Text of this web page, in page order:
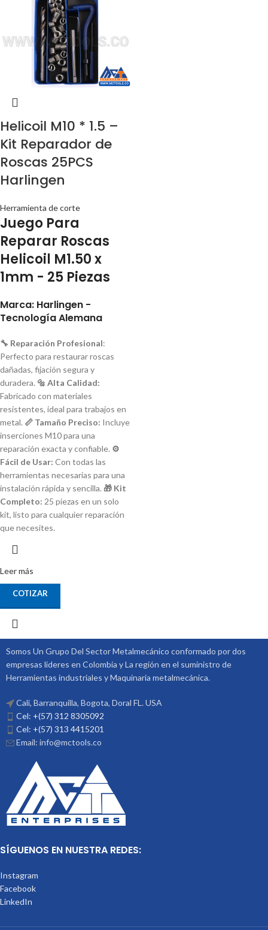
Helicoil M10 * 1.5 –
Kit Reparador de
Roscas 25PCS
Harlingen
Herramienta de corte
Juego Para
Reparar Roscas
Helicoil M1.50 x
1mm - 25 Piezas
Marca: Harlingen -
Tecnología Alemana
🔧 Reparación Profesional:
Perfecto para restaurar roscas
dañadas, fijación segura y
duradera. 🔩 Alta Calidad:
Fabricado con materiales
resistentes, ideal para trabajos en
metal. 📏 Tamaño Preciso: Incluye
inserciones M10 para una
reparación exacta y confiable. ⚙️
Fácil de Usar: Con todas las
herramientas necesarias para una
instalación rápida y sencilla. 🎁 Kit
Completo: 25 piezas en un solo
kit, listo para cualquier reparación
que necesites.
Leer más
COTIZAR
Somos Un Grupo Del Sector Metalmecánico conformado por dos
empresas lideres en Colombia y La región en el suministro de
Herramientas industriales y Maquinaria metalmecánica.
Cali, Barranquilla, Bogota, Doral FL. USA
Cel: +(57) 312 8305092
Cel: +(57) 313 4415201
Email: info@mctools.co
SÍGUENOS EN NUESTRA REDES:
Instagram
Facebook
LinkedIn